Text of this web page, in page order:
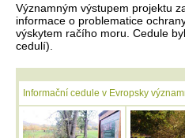
Významným výstupem projektu
informace o problematice
výskytem račího moru. Cedule
cedulí).
Informační cedule v Evropsky